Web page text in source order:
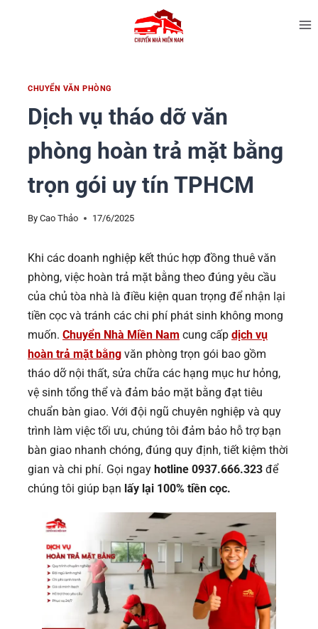
CHUYỂN VĂN PHÒNG
Dịch vụ tháo dỡ văn
phòng hoàn trả mặt bằng
trọn gói uy tín TPHCM
By Cao Thảo 17/6/2025
Khi các doanh nghiệp kết thúc hợp đồng thuê văn
phòng, việc hoàn trả mặt bằng theo đúng yêu cầu
của chủ tòa nhà là điều kiện quan trọng để nhận lại
tiền cọc và tránh các chi phí phát sinh không mong
muốn. Chuyển Nhà Miền Nam cung cấp dịch vụ
hoàn trả mặt bằng văn phòng trọn gói bao gồm
tháo dỡ nội thất, sửa chữa các hạng mục hư hỏng,
vệ sinh tổng thể và đảm bảo mặt bằng đạt tiêu
chuẩn bàn giao. Với đội ngũ chuyên nghiệp và quy
trình làm việc tối ưu, chúng tôi đảm bảo hỗ trợ bạn
bàn giao nhanh chóng, đúng quy định, tiết kiệm thời
gian và chi phí. Gọi ngay hotline 0937.666.323 để
chúng tôi giúp bạn lấy lại 100% tiền cọc.